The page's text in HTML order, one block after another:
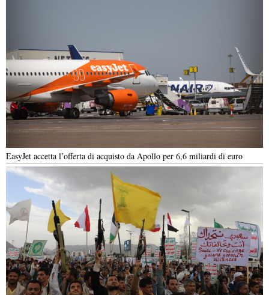
EasyJet accetta l’offerta di acquisto da Apollo per 6,6 miliardi di euro